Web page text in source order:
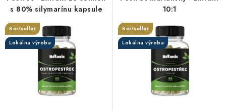
o
d
u
k
p
r
o
d
s 80% silymarínu kapsule
Bestseller
Lokálna výroba
10:1
Bestseller
Lokálna výroba